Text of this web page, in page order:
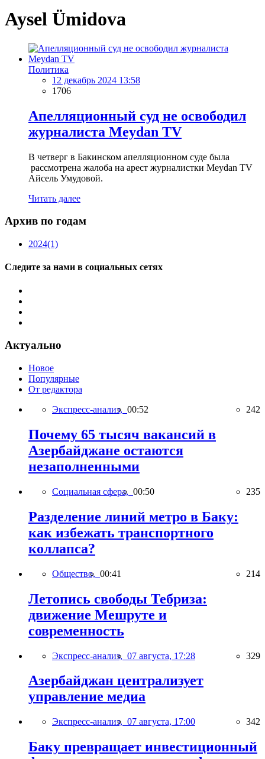
Aysel Ümidova
Политика
12 декабрь 2024 13:58
1706
Апелляционный суд не освободил
журналиста Meydan TV
В четверг в Бакинском апелляционном суде была
рассмотрена жалоба на арест журналистки Meydan TV
Айсель Умудовой.
Читать далее
Архив по годам
2024(1)
Следите за нами в социальных сетях
Актуально
Новое
Популярные
От редактора
Экспресс-анализ, 00:52 242
Почему 65 тысяч вакансий в
Азербайджане остаются
незаполненными
Социальная сфера, 00:50 235
Разделение линий метро в Баку:
как избежать транспортного
коллапса?
Общество, 00:41 214
Летопись свободы Тебриза:
движение Мешруте и
современность
Экспресс-анализ, 07 августа, 17:28 329
Азербайджан централизует
управление медиа
Экспресс-анализ, 07 августа, 17:00 342
Баку превращает инвестиционный